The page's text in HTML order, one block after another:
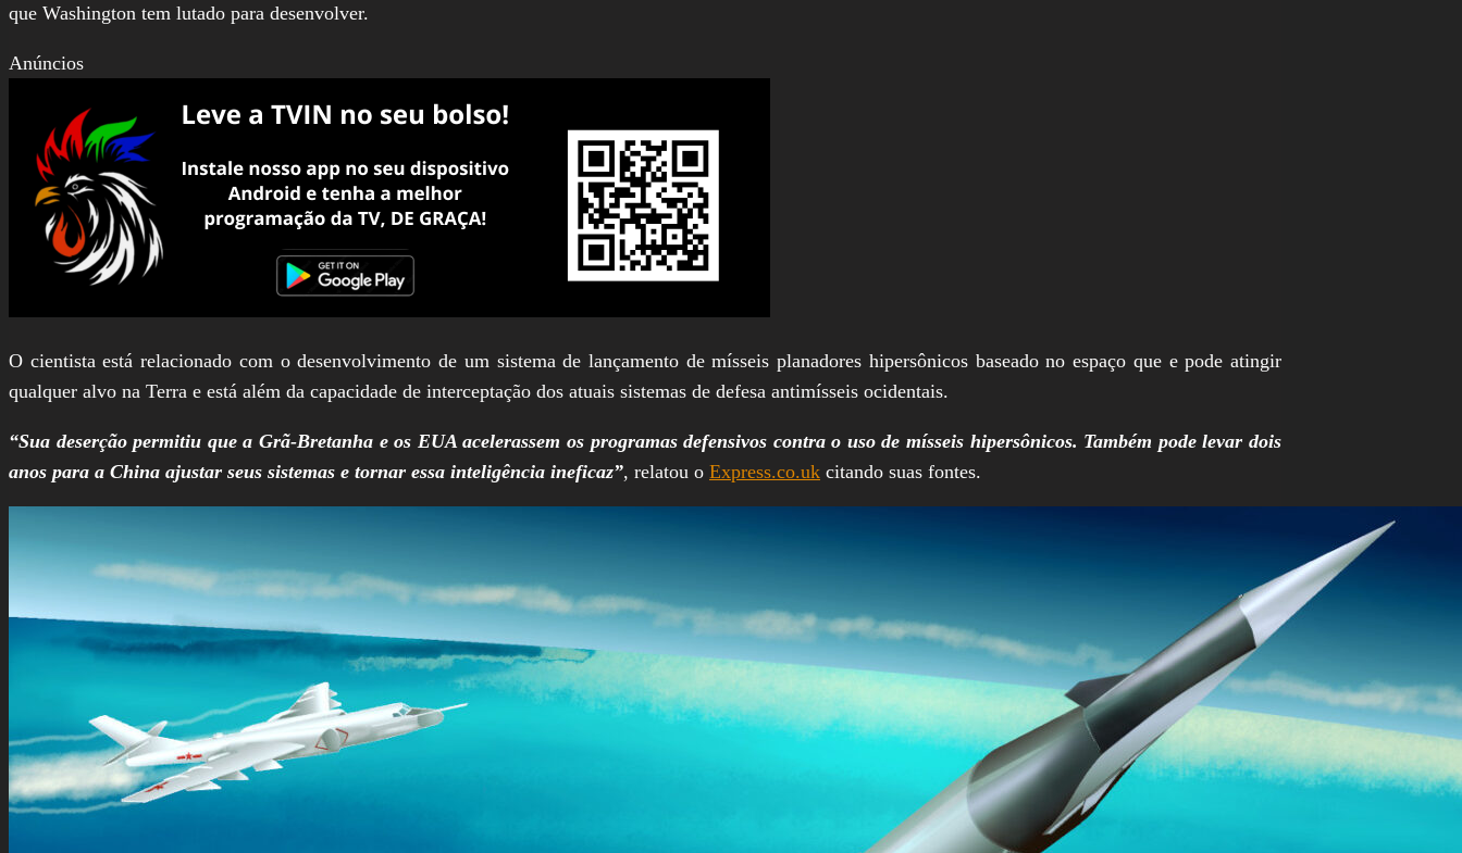
que Washington tem lutado para desenvolver.
Anúncios
O cientista está relacionado com o desenvolvimento de um sistema de lançamento de mísseis planadores hipersônicos baseado no espaço que e pode atingir
qualquer alvo na Terra e está além da capacidade de interceptação dos atuais sistemas de defesa antimísseis ocidentais.
“Sua deserção permitiu que a Grã-Bretanha e os EUA acelerassem os programas defensivos contra o uso de mísseis hipersônicos. Também pode levar dois
anos para a China ajustar seus sistemas e tornar essa inteligência ineficaz”, relatou o Express.co.uk citando suas fontes.